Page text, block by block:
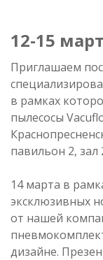
12-15
Приглашаем
в рамках
пылесосы
павильон 2, зал
14 марта в
эксклюзивных
от нашей
дизайне.